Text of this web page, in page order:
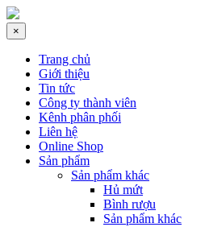
×
Trang chủ
Giới thiệu
Tin tức
Công ty thành viên
Kênh phân phối
Liên hệ
Online Shop
Sản phẩm
Sản phẩm khác
Hủ mứt
Bình rượu
Sản phẩm khác